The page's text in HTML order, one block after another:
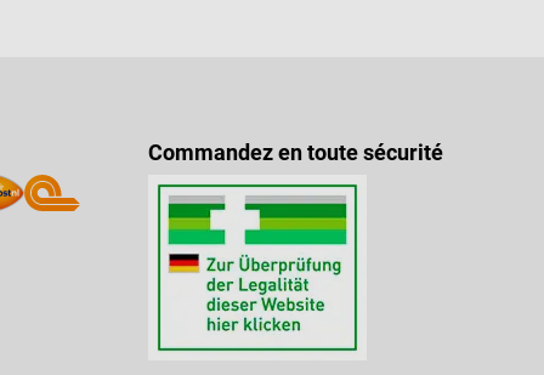
Commandez en toute sécurité